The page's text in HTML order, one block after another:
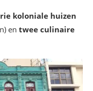
koloniale huizen
en twee culinaire